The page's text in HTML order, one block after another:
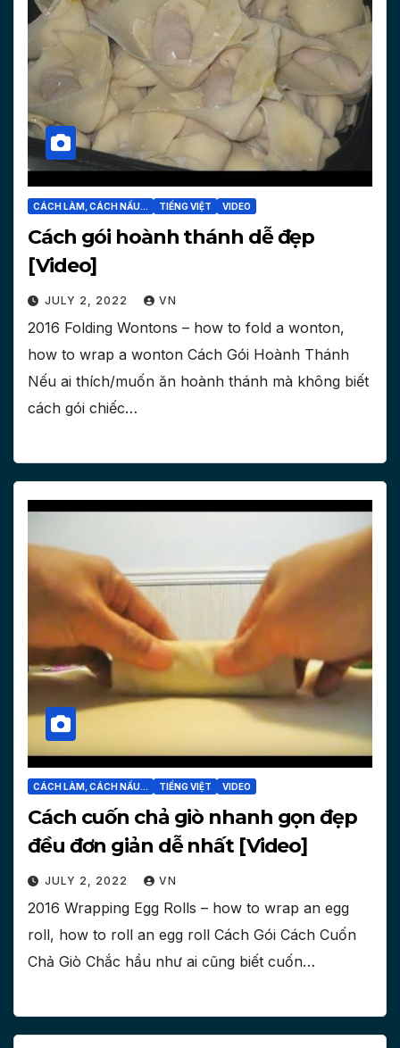
CÁCH LÀM, CÁCH NẤU... TIẾNG VIỆT VIDEO
Cách gói hoành thánh dễ đẹp
[Video]
JULY 2, 2022 VN
2016 Folding Wontons – how to fold a wonton,
how to wrap a wonton Cách Gói Hoành Thánh
Nếu ai thích/muốn ăn hoành thánh mà không biết
cách gói chiếc…
CÁCH LÀM, CÁCH NẤU... TIẾNG VIỆT VIDEO
Cách cuốn chả giò nhanh gọn đẹp
đều đơn giản dễ nhất [Video]
JULY 2, 2022 VN
2016 Wrapping Egg Rolls – how to wrap an egg
roll, how to roll an egg roll Cách Gói Cách Cuốn
Chả Giò Chắc hầu như ai cũng biết cuốn…